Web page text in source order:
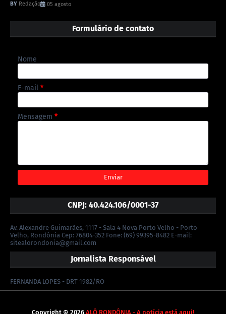
Redação 05 agosto
Formulário de contato
Nome
E-mail *
Mensagem *
CNPJ: 40.424.106/0001-37
Av. Alexandre Guimarães, 1117 - Sala 4 Nova Porto Velho - Porto
Velho, Rondônia Cep: 76804-352 Fone: (69) 99395-8482 E-mail:
sitealorondonia@gmail.com
Jornalista Responsável
FERNANDA LOPES - DRT 1982/RO
Copyright © 2026 ALÔ RONDÔNIA - A notícia está aqui!